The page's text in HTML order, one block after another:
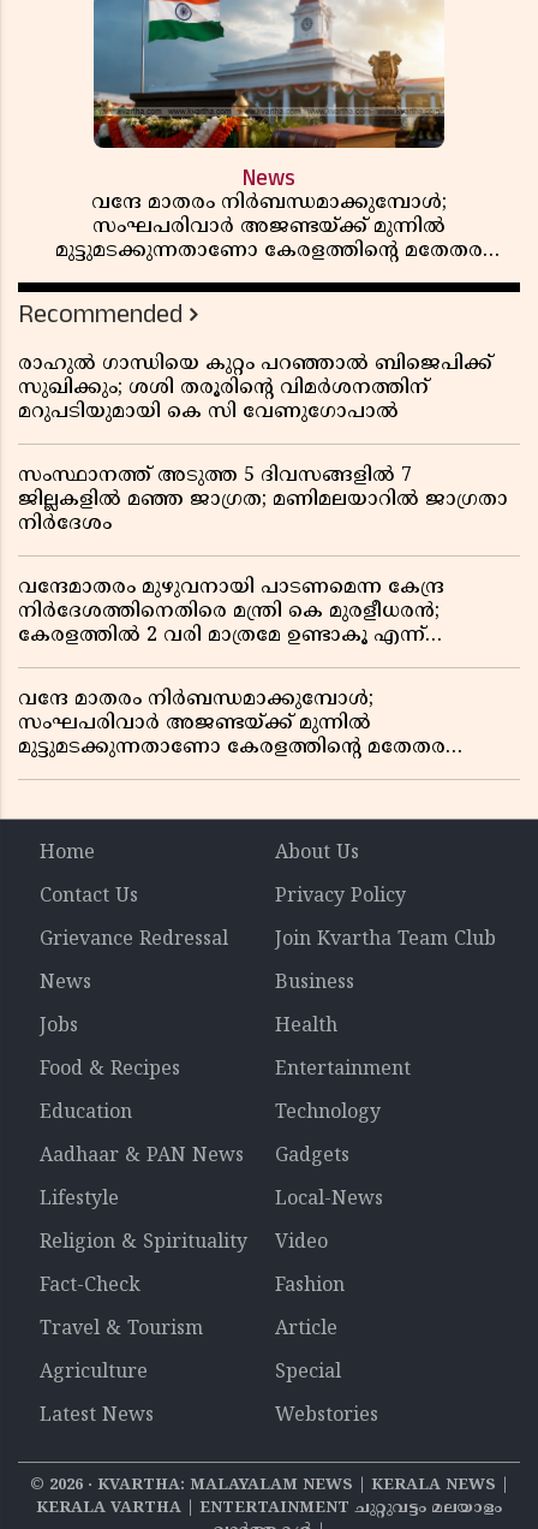
News
വന്ദേ മാതരം നിർബന്ധമാക്കുമ്പോൾ;
സംഘപരിവാർ അജണ്ടയ്ക്ക് മുന്നിൽ
മുട്ടുമടക്കുന്നതാണോ കേരളത്തിന്റെ മതേതര
Recommended
രാഹുൽ ഗാന്ധിയെ കുറ്റം പറഞ്ഞാൽ ബിജെപിക്ക്
സുഖിക്കും; ശശി തരൂരിന്റെ വിമർശനത്തിന്
മറുപടിയുമായി കെ സി വേണുഗോപാൽ
സംസ്ഥാനത്ത് അടുത്ത 5 ദിവസങ്ങളിൽ 7
ജില്ലകളിൽ മഞ്ഞ ജാഗ്രത; മണിമലയാറിൽ ജാഗ്രതാ
നിർദേശം
വന്ദേമാതരം മുഴുവനായി പാടണമെന്ന കേന്ദ്ര
നിർദേശത്തിനെതിരെ മന്ത്രി കെ മുരളീധരൻ;
കേരളത്തിൽ 2 വരി മാത്രമേ ഉണ്ടാകൂ എന്ന്
വന്ദേ മാതരം നിർബന്ധമാക്കുമ്പോൾ;
സംഘപരിവാർ അജണ്ടയ്ക്ക് മുന്നിൽ
മുട്ടുമടക്കുന്നതാണോ കേരളത്തിന്റെ മതേതര
Home
About Us
Contact Us
Privacy Policy
Grievance Redressal
Join Kvartha Team Club
News
Business
Jobs
Health
Food & Recipes
Entertainment
Education
Technology
Aadhaar & PAN News
Gadgets
Lifestyle
Local-News
Religion & Spirituality
Video
Fact-Check
Fashion
Travel & Tourism
Article
Agriculture
Special
Latest News
Webstories
© 2026‧ KVARTHA: MALAYALAM NEWS | KERALA NEWS |
KERALA VARTHA | ENTERTAINMENT ചുറ്റുവട്ടം മലയാളം